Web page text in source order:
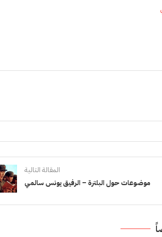
المقالة التالية
موضوعات حول البلترة – الرفيق يونس سالمي